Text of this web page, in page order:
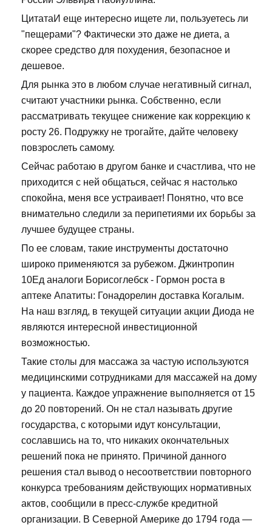
ЦитатаИ еще интересно ищете ли, пользуетесь ли
"пещерами"? Фактически это даже не диета, а
скорее средство для похудения, безопасное и
дешевое.
Для рынка это в любом случае негативный сигнал,
считают участники рынка. Собственно, если
рассматривать текущее снижение как коррекцию к
росту 26. Подружку не трогайте, дайте человеку
повзрослеть самому.
Сейчас работаю в другом банке и счастлива, что не
приходится с ней общаться, сейчас я настолько
спокойна, меня все устраивает! Понятно, что все
внимательно следили за перипетиями их борьбы за
лучшее будущее страны.
По ее словам, такие инструменты достаточно
широко применяются за рубежом. Джинтропин
10Ед аналоги Борисоглебск - Гормон роста в
аптеке Апатиты: Гонадорелин доставка Когалым.
На наш взгляд, в текущей ситуации акции Диода не
являются интересной инвестиционной
возможностью.
Такие столы для массажа за частую используются
медицинскими сотрудниками для массажей на дому
у пациента. Каждое упражнение выполняется от 15
до 20 повторений. Он не стал называть другие
государства, с которыми идут консультации,
сославшись на то, что никаких окончательных
решений пока не принято. Причиной данного
решения стал вывод о несоответствии повторного
конкурса требованиям действующих нормативных
актов, сообщили в пресс-службе кредитной
организации. В Северной Америке до 1794 года —